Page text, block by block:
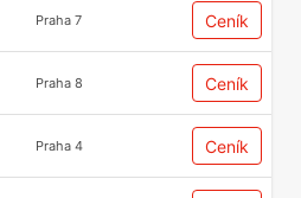
Praha 7 Ceník
Praha 8 Ceník
Praha 4 Ceník